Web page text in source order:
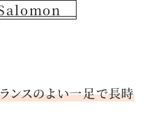
ンスのよい一足で長時